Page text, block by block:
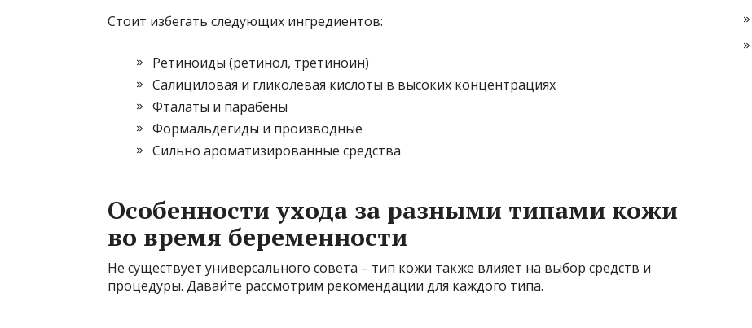
Стоит избегать следующих ингредиентов:
Ретиноиды (ретинол, третиноин)
Салициловая и гликолевая кислоты в высоких концентрациях
Фталаты и парабены
Формальдегиды и производные
Сильно ароматизированные средства
Особенности ухода за разными типами кожи
во время беременности
Не существует универсального совета – тип кожи также влияет на выбор средств и
процедуры. Давайте рассмотрим рекомендации для каждого типа.